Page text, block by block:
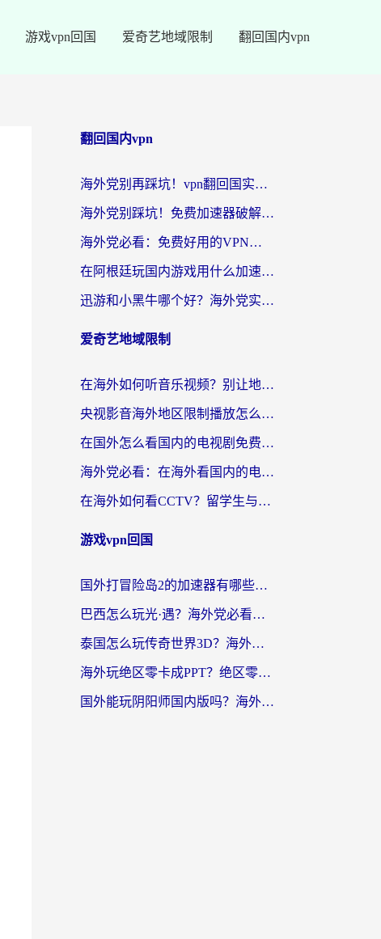
游戏vpn回国 爱奇艺地域限制 翻回国内vpn
翻回国内vpn
海外党别再踩坑！vpn翻回国实用指南——选对加速器，国内资源无缝用
海外党别踩坑！免费加速器破解版真的能用？教你无缝访问国内资源的正确姿势
海外党必看：免费好用的VPN？不如选对转国内加速器实现无缝追剧
在阿根廷玩国内游戏用什么加速器？3年海外党亲测实用指南
迅游和小黑牛哪个好？海外党实测指南，选对中国地址加速器才能无缝刷国内资源
爱奇艺地域限制
在海外如何听音乐视频？别让地域限制挡住你的华语旋律
央视影音海外地区限制播放怎么办？海外华人必看的追剧自由指南
在国外怎么看国内的电视剧免费？3个关键步骤+1款靠谱加速器帮你搞定
海外党必看：在海外看国内的电视剧的app选对了吗？3步解决地域限制烦恼
在海外如何看CCTV？留学生与海外华人的实用回国加速指南
游戏vpn回国
国外打冒险岛2的加速器有哪些？海外玩家国服畅玩全攻略（附实测推荐）
巴西怎么玩光·遇？海外党必看的国服游戏加速器选择指南（附3款热门游戏实测）
泰国怎么玩传奇世界3D？海外党国服游戏加速终极指南（附非洲欧洲热门游戏解决方案）
海外玩绝区零卡成PPT？绝区零加速器免费的推荐+实用技巧，附墨西哥玩谁是卧底美国玩和平精英攻略
国外能玩阴阳师国内版吗？海外党亲测有效的国服游戏加速指南